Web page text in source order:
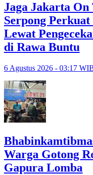
Jaga Jakarta On
Serpong
Lewat
di Rawa Buntu
6 Agustus 2026 - 03:17
Warga Gotong
Gapura Lomba